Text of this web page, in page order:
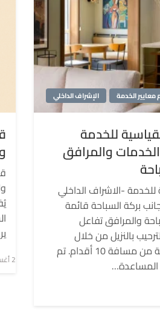
الإشراف الداخلي معايير الخدمة
للخدمة
والمرافق
للخدمة -الاشراف الداخلي
بركة السباحة قائمة
والمرافق تفاعل
بالنزيل من خلال
التواصل البصري والابتسامة من مسافة 10 أقدام. تم
نُشر
2 أغسطس، 2018